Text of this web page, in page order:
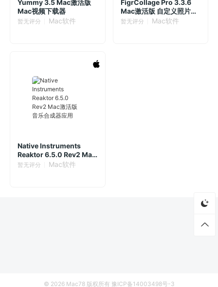
Yummy 3.5 Mac激活版
Mac视频下载器
暂无评分 Mac软件
FigrCollage Pro 3.3.6
Mac激活版 自定义照片拼
贴应用
暂无评分 Mac软件
Native Instruments
Reaktor 6.5.0 Rev2 Mac
激活版 音乐合成器应用
暂无评分 Mac软件
© 2026 Mac78版权所有 豫ICP备14003498号-3